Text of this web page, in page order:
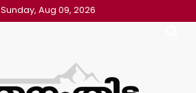
Sunday, Aug 09, 2026